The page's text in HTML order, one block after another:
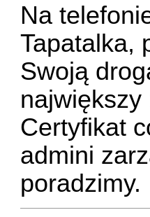
Na
Tapatalka,
Swoją
Certyfikat
admini
poradzimy.